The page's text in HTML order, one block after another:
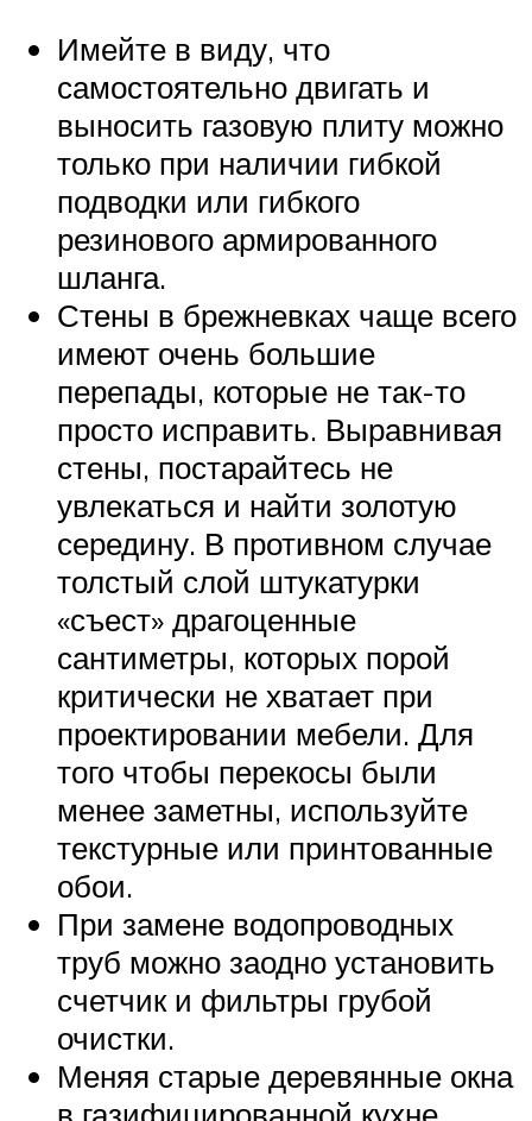
Имейте в виду, что
самостоятельно двигать и
выносить газовую плиту можно
только при наличии гибкой
подводки или гибкого
резинового армированного
шланга.
Стены в брежневках чаще всего
имеют очень большие
перепады, которые не так-то
просто исправить. Выравнивая
стены, постарайтесь не
увлекаться и найти золотую
середину. В противном случае
толстый слой штукатурки
«съест» драгоценные
сантиметры, которых порой
критически не хватает при
проектировании мебели. Для
того чтобы перекосы были
менее заметны, используйте
текстурные или принтованные
обои.
При замене водопроводных
труб можно заодно установить
счетчик и фильтры грубой
очистки.
Меняя старые деревянные окна
в газифицированной кухне